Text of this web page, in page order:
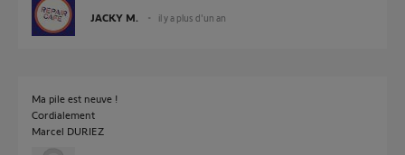
JACKY M. il y a plus d'un an
Ma pile est neuve !
Cordialement
Marcel DURIEZ